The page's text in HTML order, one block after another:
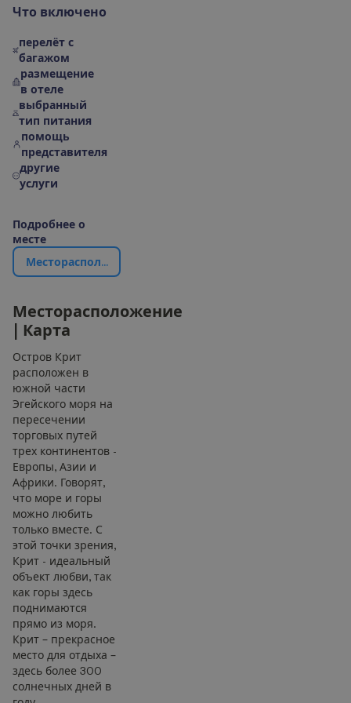
Что включено
перелёт с
багажом
размещение
в отеле
выбранный
тип питания
помощь
представителя
другие
услуги
Подробнее о
месте
Месторасполож
Месторасположение
Карта
Остров Крит
расположен в
южной части
Эгейского моря на
пересечении
торговых путей
трех континентов -
Европы, Азии и
Африки. Говорят,
что море и горы
можно любить
только вместе. С
этой точки зрения,
Крит - идеальный
объект любви, так
как горы здесь
поднимаются
прямо из моря.
Крит – прекрасное
место для отдыха –
здесь более 300
солнечных дней в